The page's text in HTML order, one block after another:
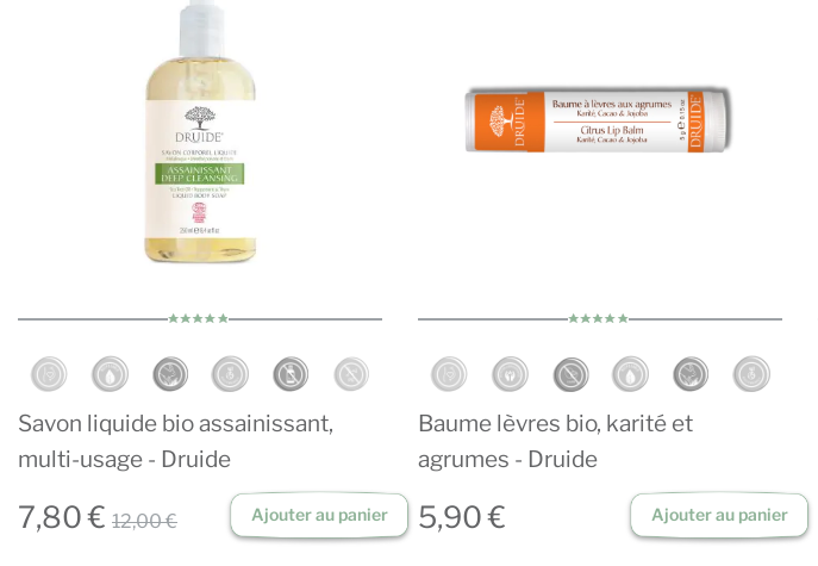
Savon liquide bio assainissant,
multi-usage - Druide
7,80 € 12,00 € Ajouter au panier
Baume lèvres bio, karité et
agrumes - Druide
5,90 € Ajouter au panier